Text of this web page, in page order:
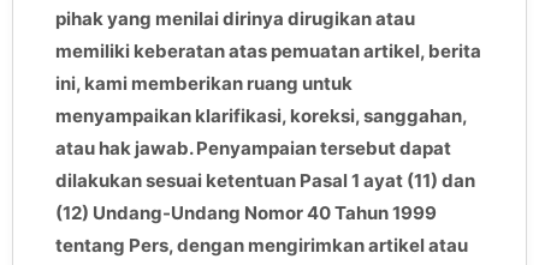
pihak yang menilai dirinya dirugikan atau
memiliki keberatan atas pemuatan artikel, berita
ini, kami memberikan ruang untuk
menyampaikan klarifikasi, koreksi, sanggahan,
atau hak jawab. Penyampaian tersebut dapat
dilakukan sesuai ketentuan Pasal 1 ayat (11) dan
(12) Undang-Undang Nomor 40 Tahun 1999
tentang Pers, dengan mengirimkan artikel atau